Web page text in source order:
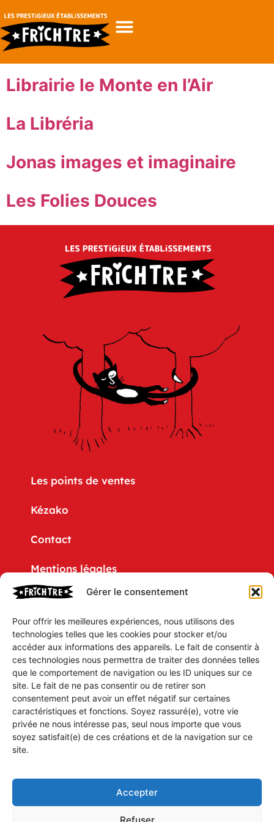
Gérer le consentement
Pour offrir les meilleures expériences, nous utilisons des
technologies telles que les cookies pour stocker et/ou
accéder aux informations des appareils. Le fait de consentir à
ces technologies nous permettra de traiter des données telles
que le comportement de navigation ou les ID uniques sur ce
site. Le fait de ne pas consentir ou de retirer son
consentement peut avoir un effet négatif sur certaines
caractéristiques et fonctions. Soyez rassuré(e), votre vie
privée ne nous intéresse pas, seul nous importe que vous
soyez satisfait(e) de ces créations et de la navigation sur ce
site.
Accepter
Refuser
Librairie le Monte en l’Air
La Libréria
Jonas images et imaginaire
Les Folies Douces
Les points de ventes
Kézako
Contact
Mentions légales
Politique de confidentialité
CGV
Mon compte
Mon Panier
Vous souhaitez être tenu(e) aux parfums des
dernières parutions, idées ou humeurs des
Prestigieux Établissements FRiCHTRE ?
et soyez au fait de tout.